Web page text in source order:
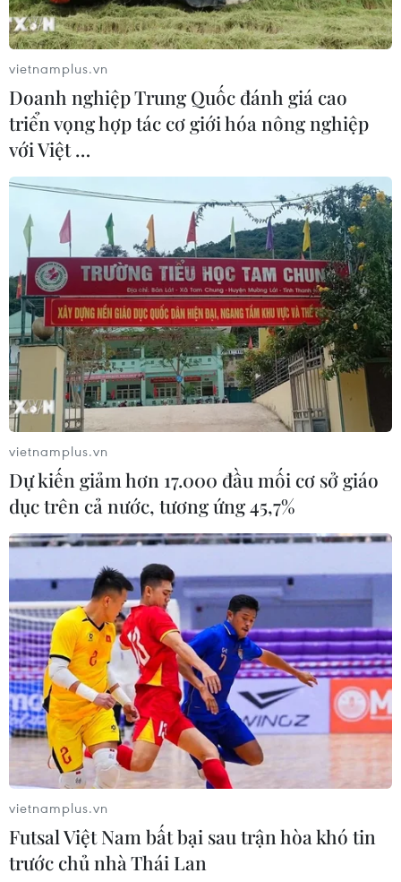
Bộ trưởng Dầu mỏ Iraq nhận định về giá
dầu trên thế giới
19/09/2021 11:02
Xuất khẩu dầu thô của Iraq trong tháng Chín dự kiến
đạt 3,4 triệu thùng/ngày và việc Iraq ít phải huy động
dầu thô để tổng hợp điện năng sẽ góp phần đẩy mạnh
xuất khẩu dầu.
OPEC+ nỗ lực hợp tác ổn định thị trường
dầu mỏ toàn cầu
23/09/2021 05:08
OPEC+ gần đây đã đồng ý tăng sản lượng dầu mỏ, dù
vậy mức tăng này được cho là không thể bù đắp mức
cắt giảm mà OPEC+ áp đặt kể từ khi đại dịch bùng
vietnamplus.vn
Doanh nghiệp Trung Quốc đánh giá cao
triển vọng hợp tác cơ giới hóa nông nghiệp
với Việt …
vietnamplus.vn
Dự kiến giảm hơn 17.000 đầu mối cơ sở giáo
dục trên cả nước, tương ứng 45,7%
vietnamplus.vn
Futsal Việt Nam bất bại sau trận hòa khó tin
trước chủ nhà Thái Lan